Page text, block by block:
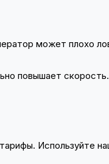
может плохо
повышает скорость.
Используйте